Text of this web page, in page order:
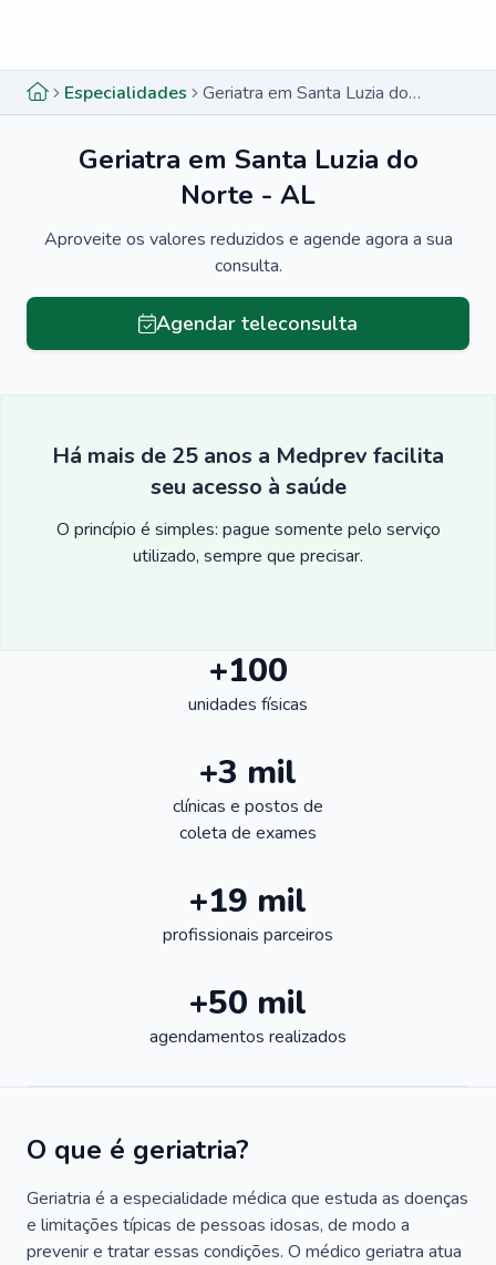
Especialidades Geriatra em Santa Luzia do Norte - AL
Geriatra em Santa Luzia do
Norte - AL
Aproveite os valores reduzidos e agende agora a sua
consulta.
Agendar teleconsulta
Há mais de 25 anos a Medprev facilita
seu acesso à saúde
O princípio é simples: pague somente pelo serviço
utilizado, sempre que precisar.
+100
unidades físicas
+3 mil
clínicas e postos de
coleta de exames
+19 mil
profissionais parceiros
+50 mil
agendamentos realizados
O que é geriatria?
Geriatria é a especialidade médica que estuda as doenças
e limitações típicas de pessoas idosas, de modo a
prevenir e tratar essas condições. O médico geriatra atua